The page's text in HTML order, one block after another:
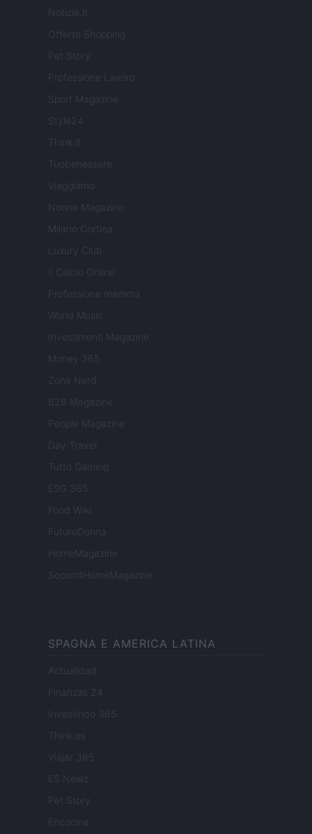
Notizie.it
Offerte Shopping
Pet Story
Professione Lavoro
Sport Magazine
Style24
Think.it
Tuobenessere
Viaggiamo
Nonne Magazine
Milano Cortina
Luxury Club
Il Calcio Online
Professione mamma
World Music
Investimenti Magazine
Money 365
Zona Nerd
B2B Magazine
People Magazine
Day Travel
Tutto Gaming
ESG 365
Food Wiki
FuturoDonna
HomeMagazine
SecondHomeMagazine
SPAGNA E AMERICA LATINA
Actualidad
Finanzas 24
Investindo 365
Think.es
Viajar 365
ES Newz
Pet Story
Encocina